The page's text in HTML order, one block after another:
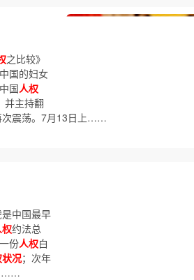
之比较》
国的妇女
国人权
并主持翻
次震荡。7月13日上……
中国最早
约法总
份人权白
况；次年
……